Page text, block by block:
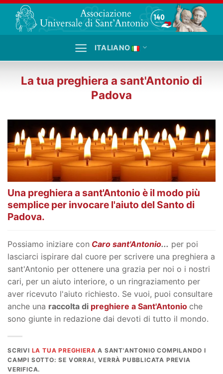
Salta
contenuti
ITALIANO
La tua preghiera a sant'Antonio di
Padova
Una preghiera a sant'Antonio è il modo più
semplice per invocare l'aiuto del Santo di
Padova.
Possiamo iniziare con Caro sant'Antonio... per poi
lasciarci ispirare dal cuore per scrivere una preghiera a
sant'Antonio per ottenere una grazia per noi o i nostri
cari, per un aiuto interiore, o un ringraziamento per
aver ricevuto l'aiuto richiesto. Se vuoi, puoi consultare
anche una raccolta di preghiere a Sant'Antonio che
sono giunte in redazione dai devoti di tutto il mondo.
SCRIVI LA TUA PREGHIERAA SANT'ANTONIO COMPILANDO I
CAMPI SOTTO: SE VORRAI, VERRÀ PUBBLICATA PREVIA
VERIFICA.